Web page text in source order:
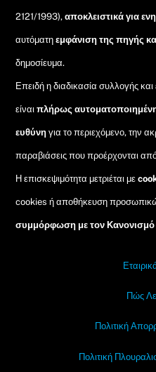
2121/1993), αποκλειστικά για
αυτόματηεμφάνιση της πηγής
δημοσίευμα.
Επειδή η διαδικασία συλλογής
είναιπλήρως
ευθύνη για το περιεχόμενο, την
παραβιάσεις που προέρχονται από
Η επισκεψιμότητα μετριέται με
cookies ή αποθήκευση
συμμόρφωση με τον
Πώς
Πολιτική
Πολιτική